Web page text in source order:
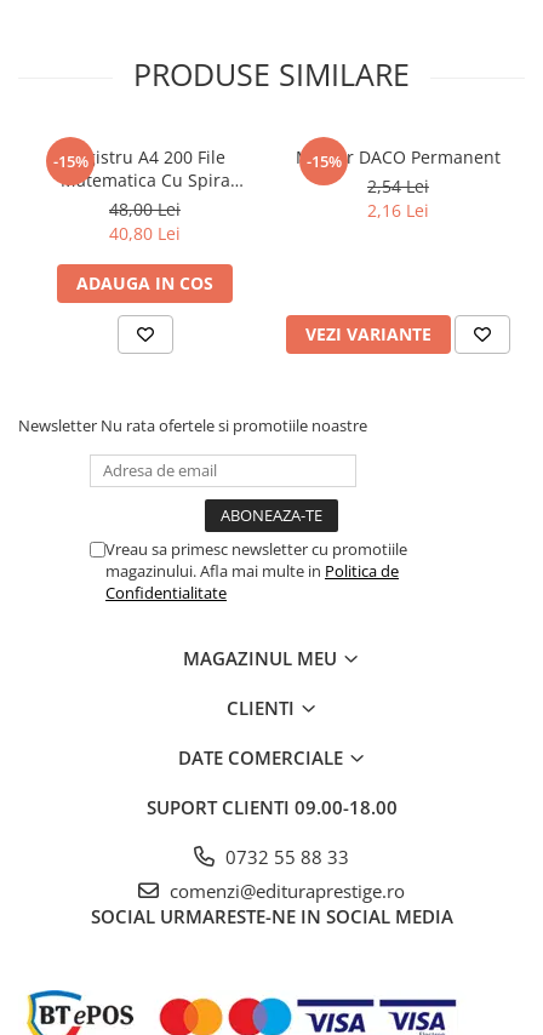
PRODUSE SIMILARE
-15%
Registru A4 200 File
Matematica Cu Spira
Coperta Policromie -
Matematica
48,00 Lei
40,80 Lei
ADAUGA IN COS
-15%
Marker DACO Permanent
2,54 Lei
2,16 Lei
VEZI VARIANTE
Newsletter Nu rata ofertele si promotiile noastre
Vreau sa primesc newsletter cu promotiile
magazinului. Afla mai multe in Politica de
Confidentialitate
MAGAZINUL MEU
CLIENTI
DATE COMERCIALE
SUPORT CLIENTI 09.00-18.00
0732 55 88 33
comenzi@edituraprestige.ro
SOCIAL URMARESTE-NE IN SOCIAL MEDIA